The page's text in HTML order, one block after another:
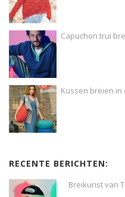
Capuchon trui
Kussen breien
RECENTE BERICHTEN:
Breikunst van